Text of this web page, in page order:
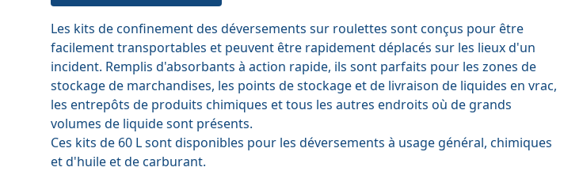
Les kits de confinement des déversements sur roulettes sont conçus pour être
facilement transportables et peuvent être rapidement déplacés sur les lieux d'un
incident. Remplis d'absorbants à action rapide, ils sont parfaits pour les zones de
stockage de marchandises, les points de stockage et de livraison de liquides en vrac,
les entrepôts de produits chimiques et tous les autres endroits où de grands
volumes de liquide sont présents.
Ces kits de 60 L sont disponibles pour les déversements à usage général, chimiques
et d'huile et de carburant.